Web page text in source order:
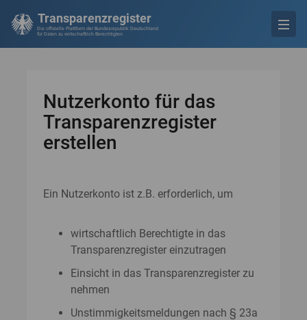
Transparenzregister
Die offizielle Plattform der Bundesrepublik Deutschland
für Daten zu wirtschaftlich Berechtigten
Nutzerkonto für das
Transparenzregister
erstellen
Ein Nutzerkonto ist z.B. erforderlich, um
wirtschaftlich Berechtigte in das
Transparenzregister einzutragen
Einsicht in das Transparenzregister zu
nehmen
Unstimmigkeitsmeldungen nach § 23a